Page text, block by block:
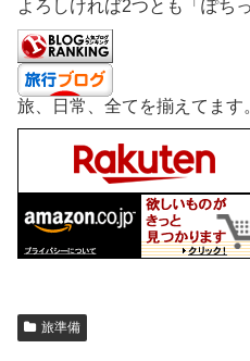
よろしければ2つとも「ぽち
旅、日常、全てを揃えてます
旅準備